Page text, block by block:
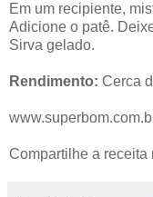
Em um recipiente,
Adicione o patê.
Sirva gelado.
Rendimento: Cerca
Compartilhe a receita